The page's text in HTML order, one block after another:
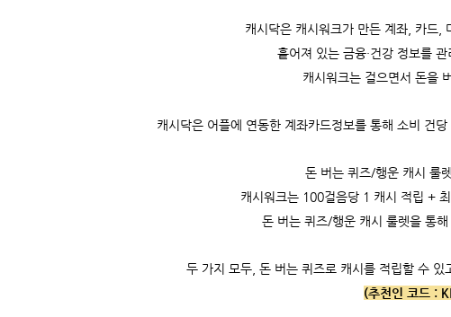
캐시닥은 캐시워크가 만든 계좌, 카드,
흩어져 있는 금융·건강 정보를
캐시워크는 걸으면서 돈을
캐시닥은 어플에 연동한 계좌카드정보를 통해 소비 건
돈 버는 퀴즈/행운 캐시 룰
캐시워크는 100걸음당 1 캐시 적립 +
돈 버는 퀴즈/행운 캐시 룰렛을 통
두 가지 모두, 돈 버는 퀴즈로 캐시를 적립할 수 있
(추천인 코드 :